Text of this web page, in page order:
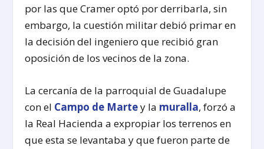
por las que Cramer optó por derribarla, sin
embargo, la cuestión militar debió primar en
la decisión del ingeniero que recibió gran
oposición de los vecinos de la zona.
La cercanía de la parroquial de Guadalupe
con el Campo de Martey la muralla, forzó a
la Real Hacienda a expropiar los terrenos en
que esta se levantaba y que fueron parte de